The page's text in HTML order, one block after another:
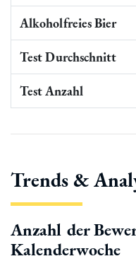
Alkoholfreies Bier
Test Durchschnitt
Test Anzahl
Trends &
Anzahl der
Kalenderwoche